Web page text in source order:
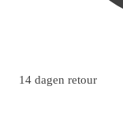
14 dagen retour